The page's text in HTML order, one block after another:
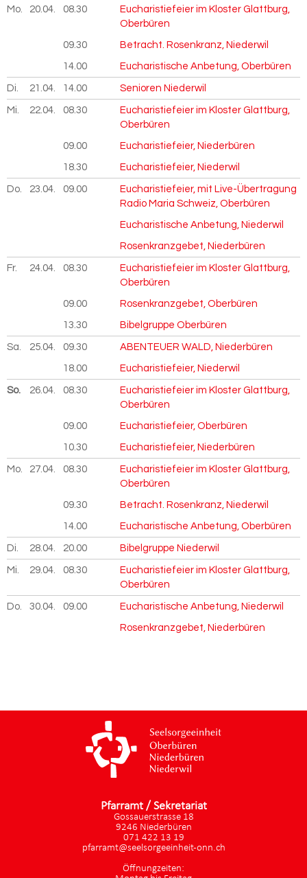
Mo. 20.04. 2026
08.30
Eucharistiefeier im Kloster Glattburg,
Oberbüren
09.30 Betracht. Rosenkranz, Niederwil
14.00 Eucharistische Anbetung, Oberbüren
Di. 21.04. 2026
14.00 Senioren Niederwil
Mi. 22.04. 2026
08.30
Eucharistiefeier im Kloster Glattburg,
Oberbüren
09.00 Eucharistiefeier, Niederbüren
18.30 Eucharistiefeier, Niederwil
Do. 23.04. 2026
09.00
Eucharistiefeier, mit Live-Übertragung
Radio Maria Schweiz, Oberbüren
Eucharistische Anbetung, Niederwil
Rosenkranzgebet, Niederbüren
Fr. 24.04. 2026
08.30
Eucharistiefeier im Kloster Glattburg,
Oberbüren
09.00 Rosenkranzgebet, Oberbüren
13.30 Bibelgruppe Oberbüren
Sa. 25.04. 2026
09.30 ABENTEUER WALD, Niederbüren
18.00 Eucharistiefeier, Niederwil
So. 26.04. 2026
08.30
Eucharistiefeier im Kloster Glattburg,
Oberbüren
09.00 Eucharistiefeier, Oberbüren
10.30 Eucharistiefeier, Niederbüren
Mo. 27.04. 2026
08.30
Eucharistiefeier im Kloster Glattburg,
Oberbüren
09.30 Betracht. Rosenkranz, Niederwil
14.00 Eucharistische Anbetung, Oberbüren
Di. 28.04. 2026
20.00 Bibelgruppe Niederwil
Mi. 29.04. 2026
08.30
Eucharistiefeier im Kloster Glattburg,
Oberbüren
Do. 30.04. 2026
09.00 Eucharistische Anbetung, Niederwil
Rosenkranzgebet, Niederbüren
Pfarramt / Sekretariat
Gossauerstrasse 18
9246 Niederbüren
071 422 13 19
pfarramt@seelsorgeeinheit-onn.ch
Öffnungzeiten: